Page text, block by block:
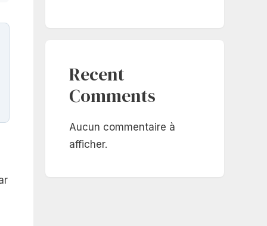
Recent
Comments
Aucun commentaire à
afficher.